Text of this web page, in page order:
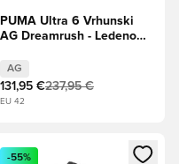
PUMA Ultra 6 Vrhunski
AG Dreamrush - Ledeno
Jewel
AG
131,95 €237,95 €
EU 42
član
Odpre Modal za prijavo ali
-55%